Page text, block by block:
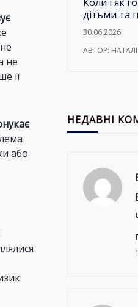
не
її
або
дітьми та
про секс
АВТОР:
30.06.2026
НЕДАВНІ